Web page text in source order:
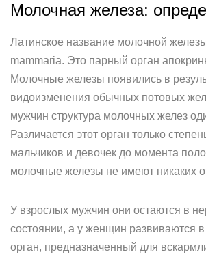
Молочная железа:
Латинское название молочной
mammaria. Это парный орган
Молочные железы появились в
видоизменения обычных потовых
мужчин структура молочных желез
Различается этот орган только
мальчиков и девочек до момента
молочные железы не имеют никаких
У взрослых мужчин они остаются в
состоянии, а у женщин развиваются
орган, предназначенный для